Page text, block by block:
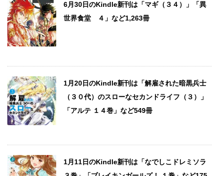
6月30日のKindle新刊は「マギ（３４）」「異
世界食堂 ４」など1,263冊
1月20日のKindle新刊は「解雇された暗黒兵士
（３０代）のスローなセカンドライフ（３）」
「アルテ １４巻」など549冊
1月11日のKindle新刊は「なでしこドレミソラ